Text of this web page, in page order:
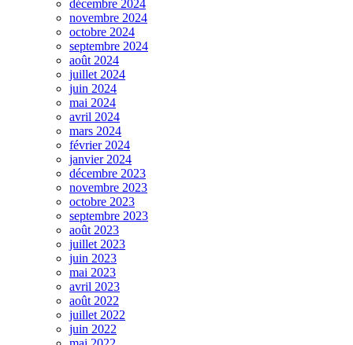
décembre 2024
novembre 2024
octobre 2024
septembre 2024
août 2024
juillet 2024
juin 2024
mai 2024
avril 2024
mars 2024
février 2024
janvier 2024
décembre 2023
novembre 2023
octobre 2023
septembre 2023
août 2023
juillet 2023
juin 2023
mai 2023
avril 2023
août 2022
juillet 2022
juin 2022